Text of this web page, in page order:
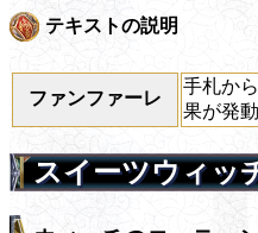
テキストの説明
ファンファーレ
手札か
果が発動
スイーツウィッ